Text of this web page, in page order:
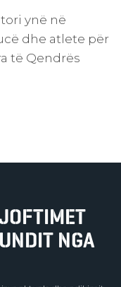
ynë në
dhe atlete për
të Qendrës
NGA